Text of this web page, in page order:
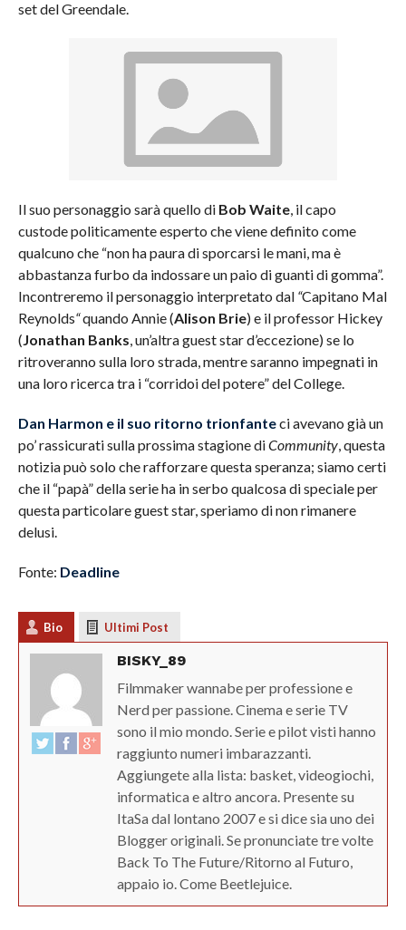
set del Greendale.
Il suo personaggio sarà quello diBob Waite, il capo
custode politicamente esperto che viene definito come
qualcuno che “non ha paura di sporcarsi le mani, ma è
abbastanza furbo da indossare un paio di guanti di gomma”.
Incontreremo il personaggio interpretato dal “Capitano Mal
Reynolds“quando Annie (Alison Brie) e il professor Hickey
( Jonathan Banks , un’altra guest star d’eccezione) se lo
ritroveranno sulla loro strada, mentre saranno impegnati in
una loro ricerca tra i “corridoi del potere” del College.
Dan Harmon e il suo ritorno trionfanteci avevano già un
po’ rassicurati sulla prossima stagione diCommunity, questa
notizia può solo che rafforzare questa speranza; siamo certi
che il “papà” della serie ha in serbo qualcosa di speciale per
questa particolare guest star, speriamo di non rimanere
delusi.
Fonte: Deadline
Bio Ultimi Post
BISKY_89
Filmmaker wannabe per professione e
Nerd per passione. Cinema e serie TV
sono il mio mondo. Serie e pilot visti hanno
raggiunto numeri imbarazzanti.
Aggiungete alla lista: basket, videogiochi,
informatica e altro ancora. Presente su
ItaSa dal lontano 2007 e si dice sia uno dei
Blogger originali. Se pronunciate tre volte
Back To The Future/Ritorno al Futuro,
appaio io. Come Beetlejuice.